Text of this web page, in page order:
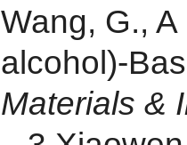
Wang, G.,
alcohol)-
Materials &